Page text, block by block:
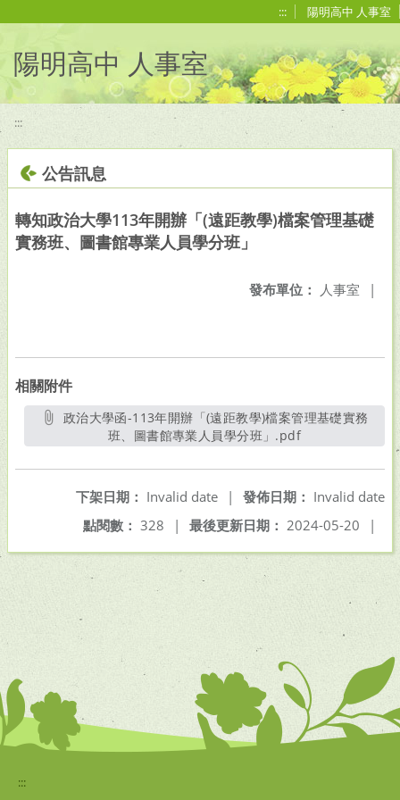
::: 陽明高中 人事室
陽明高中 人事室
:::
公告訊息
轉知政治大學113年開辦「(遠距教學)檔案管理基礎
實務班、圖書館專業人員學分班」
發布單位： 人事室 |
相關附件
班、圖書館專業人員學分班」.pdf另開新視窗
發佈日期： Invalid date
下架日期： Invalid date
|
最後更新日期： 2024-05-20 |
點閱數： 328 |
:::